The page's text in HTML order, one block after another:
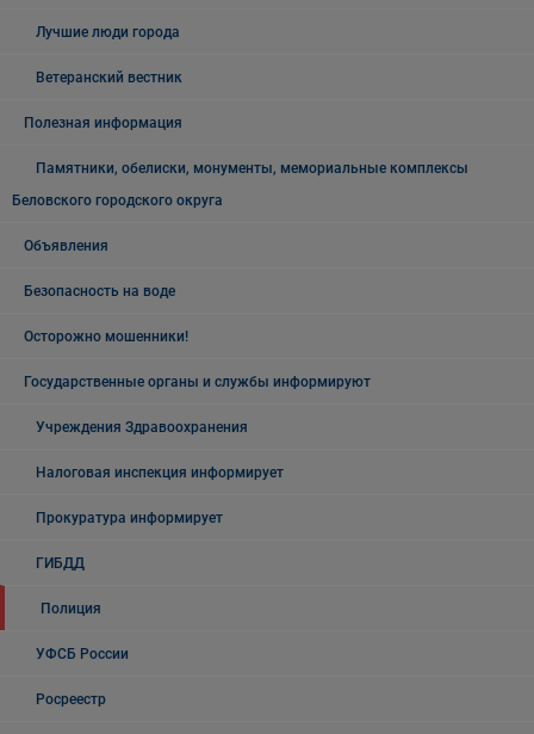
Лучшие люди города
Ветеранский вестник
Полезная информация
Памятники, обелиски, монументы, мемориальные комплексы
Беловского городского округа
Объявления
Безопасность на воде
Осторожно мошенники!
Государственные органы и службы информируют
Учреждения Здравоохранения
Налоговая инспекция информирует
Прокуратура информирует
ГИБДД
Полиция
УФСБ России
Росреестр